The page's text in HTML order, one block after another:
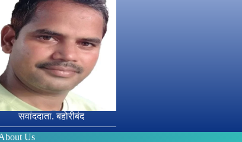
सवांददाता. बहोरीबंद
Us